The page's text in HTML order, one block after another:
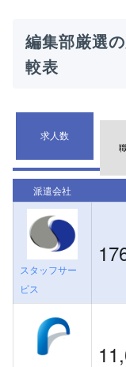
編集部厳選
較表
求人数
派遣会社
スタッフサー
ビス